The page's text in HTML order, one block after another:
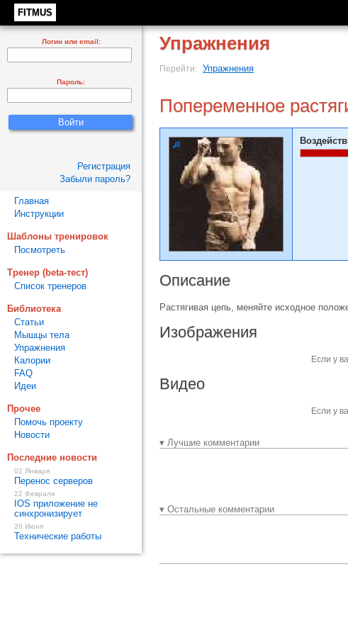
FITMUS
Упражнения
Перейти: Упражнения
Попеременное
Описание
Растягивая цепь, меняйте исходное
Изображения
Если у
Видео
Если у
▾ Лучшие комментарии
▾ Остальные комментарии
Логин или email:
Пароль:
Регистрация
Забыли пароль?
Главная
Инструкции
Шаблоны тренировок
Посмотреть
Тренер (beta-тест)
Список тренеров
Библиотека
Статьи
Мышцы тела
Упражнения
Калории
FAQ
Идеи
Прочее
Помочь проекту
Новости
Последние новости
02 Января
Перенос серверов
22 Февраля
IOS приложение не
синхронизирует
20 Июня
Технические работы